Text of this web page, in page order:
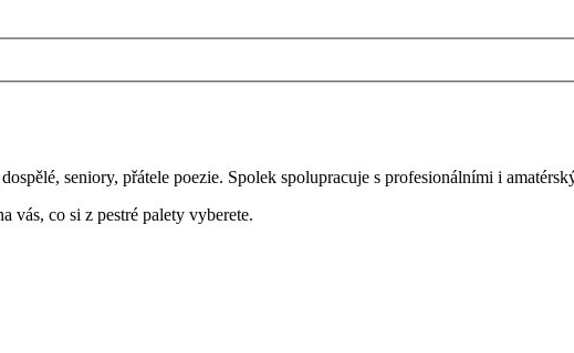
seniory, přátele poezie. Spolek spolupracuje s profesionálními i
vás, co si z pestré palety vyberete.